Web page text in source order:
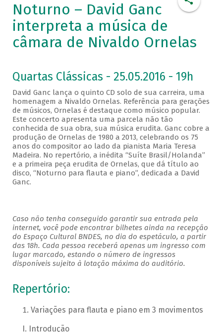
Noturno – David Ganc
interpreta a música de
câmara de Nivaldo Ornelas
Quartas Clássicas - 25.05.2016 - 19h
David Ganc lança o quinto CD solo de sua carreira, uma
homenagem a Nivaldo Ornelas. Referência para gerações
de músicos, Ornelas é destaque como músico popular.
Este concerto apresenta uma parcela não tão
conhecida de sua obra, sua música erudita. Ganc cobre a
produção de Ornelas de 1980 a 2013, celebrando os 75
anos do compositor ao lado da pianista Maria Teresa
Madeira. No repertório, a inédita “Suíte Brasil/Holanda”
e a primeira peça erudita de Ornelas, que dá título ao
disco, “Noturno para flauta e piano”, dedicada a David
Ganc.
Caso não tenha conseguido garantir sua entrada pela
internet, você pode encontrar bilhetes ainda na recepção
do Espaço Cultural BNDES, no dia do espetáculo, a partir
das 18h. Cada pessoa receberá apenas um ingresso com
lugar marcado, estando o número de ingressos
disponíveis sujeito à lotação máxima do auditório.
Repertório:
Variações para flauta e piano em 3 movimentos
I. Introdução